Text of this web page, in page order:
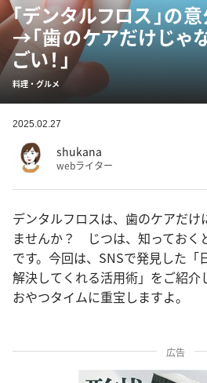
「デンタルフロス」の
→「歯のケアだけじゃ
ごい！」
料理・グルメ
2025.02.27
shukana
webライター
デンタルフロスは、歯のケアだけ
ませんか？ じつは、知っておく
です。今回は、SNSで発見した「
解決してくれる活用術」をご紹介
おやつタイムに重宝しますよ。
広告